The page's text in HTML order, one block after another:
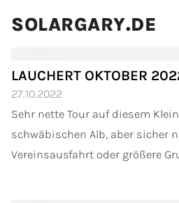
SOLARGARY.DE
LAUCHERT OKTOBER
27.10.2022
Sehr nette Tour auf diesem
schwäbischen Alb, aber sicher
Vereinsausfahrt oder größere